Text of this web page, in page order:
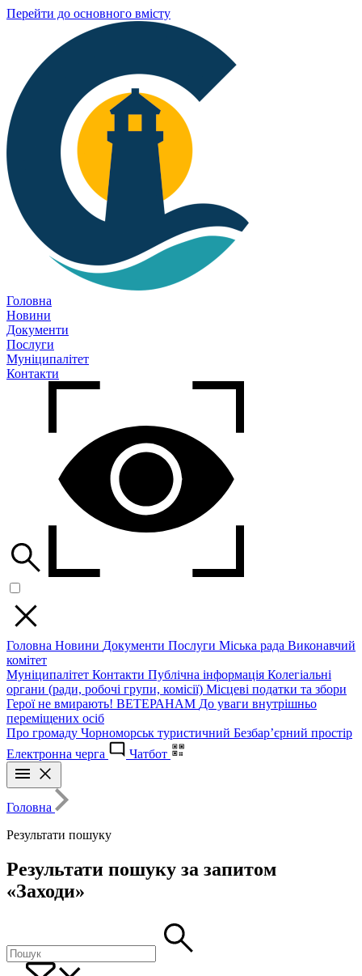
Перейти до основного вмісту
Головна
Новини
Документи
Послуги
Муніципалітет
Контакти
Головна Новини Документи Послуги Міська рада Виконавчий
комітет
Муніципалітет Контакти Публічна інформація Колегіальні
органи (ради, робочі групи, комісії) Місцеві податки та збори
Герої не вмирають! ВЕТЕРАНАМ До уваги внутрішньо
переміщених осіб
Про громаду Чорноморськ туристичний Безбар’єрний простір
Електронна черга
Чатбот
Головна
Результати пошуку
Результати пошуку за запитом
«Заходи»